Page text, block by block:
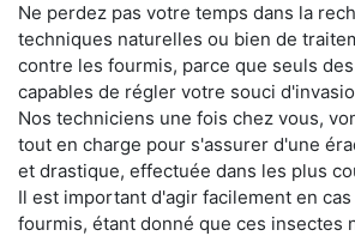
Ne perdez pas votre temps dans la
techniques naturelles ou bien de
contre les fourmis, parce que seuls
capables de régler votre souci
Nos techniciens une fois chez vous,
tout en charge pour s'assurer d'une
et drastique, effectuée dans les plus
Il est important d'agir facilement en
fourmis, étant donné que ces insectes